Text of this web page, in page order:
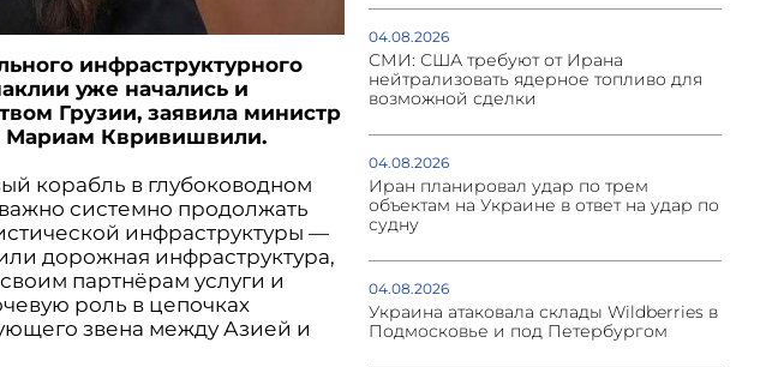
инфраструктурного
уже начались и
Грузии, заявила министр
Мариам Квривишвили.
корабль в глубоководном
системно продолжать
инфраструктуры —
дорожная инфраструктура,
партнёрам услуги и
роль в цепочках
звена между Азией и
04.08.2026
СМИ: США требуют от Ирана
нейтрализовать ядерное топливо для
возможной сделки
04.08.2026
Иран планировал удар по трем
объектам на Украине в ответ на удар по
судну
04.08.2026
Украина атаковала склады Wildberries в
Подмосковье и под Петербургом